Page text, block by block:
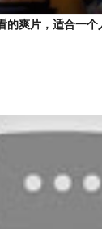
的爽片，适合一